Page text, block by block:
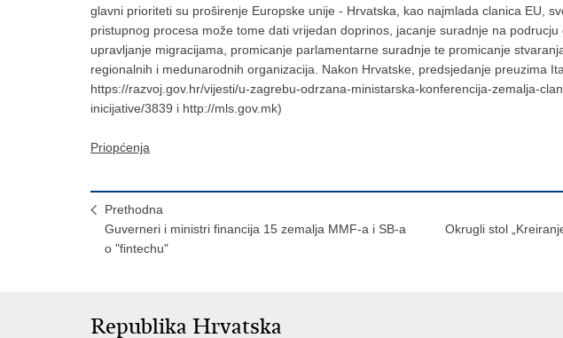
glavni prioriteti su proširenje Europske unije - Hrvatska, kao najmlada clanica EU,
pristupnog procesa može tome dati vrijedan doprinos, jacanje suradnje na podrucju
upravljanje migracijama, promicanje parlamentarne suradnje te promicanje
regionalnih i medunarodnih organizacija. Nakon Hrvatske, predsjedanje preuzima
https://razvoj.gov.hr/vijesti/u-zagrebu-odrzana-ministarska-konferencija-zemalja-
inicijative/3839 i http://mls.gov.mk)
Priopćenja
Prethodna
Guverneri i ministri financija 15 zemalja MMF-a i SB-a
o "fintechu"
Okrugli stol
Republika Hrvatska